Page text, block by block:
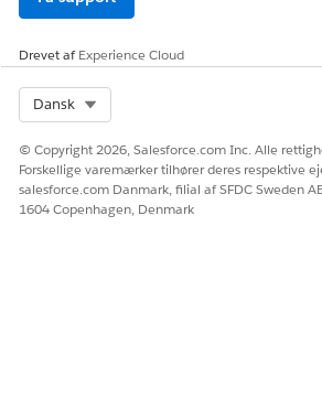
kontekstdefinitionen.
Arbejdsflow for sammendrag for
farmaceutiske fordele
Fordelsbekræftelse for apotek
bruger Einstein Generative AI til at
processen ved at bruge Flow Builder,
Meddelelsesskabelon og Integreret
disse funktioner fungerer sammen,
Drevet afExperience Cloud
Dansk
© Copyright 2026, Salesforce.com Inc. Alle
Forskellige varemærker tilhører deres respektive
salesforce.com Danmark, filial af SFDC Sweden
1604 Copenhagen, Denmark